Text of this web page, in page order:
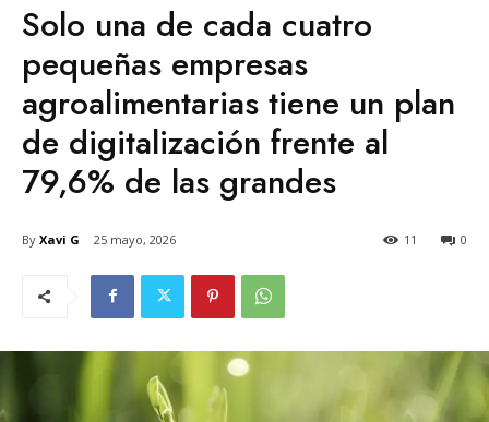
Solo una de cada cuatro
pequeñas empresas
agroalimentarias tiene un plan
de digitalización frente al
79,6% de las grandes
By Xavi G 25 mayo, 2026 0
11